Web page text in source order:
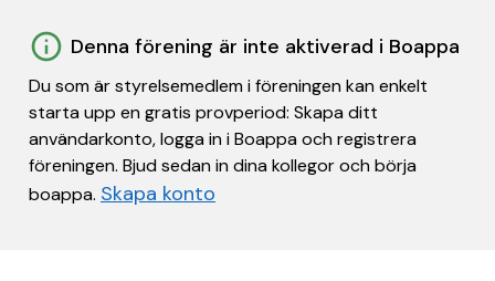
Denna förening är inte aktiverad i Boappa
Du som är styrelsemedlem i föreningen kan enkelt
starta upp en gratis provperiod: Skapa ditt
användarkonto, logga in i Boappa och registrera
föreningen. Bjud sedan in dina kollegor och börja
boappa. Skapa konto